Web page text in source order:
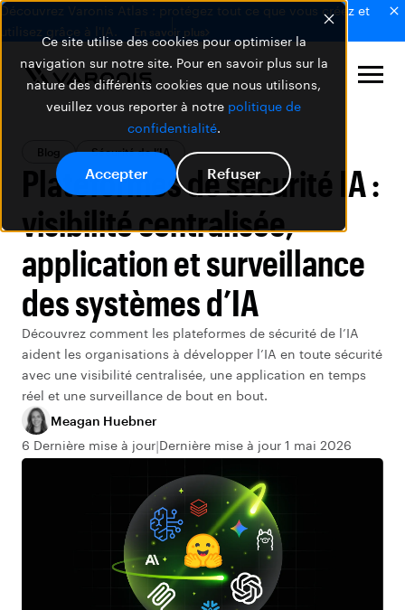
Ce site utilise des cookies pour optimiser la
navigation sur notre site. Pour en savoir plus sur la
nature des différents cookies que nous utilisons,
veuillez vous reporter à notre politique de
confidentialité.
Accepter Refuser
Découvrez Varonis Atlas : protégez tout ce que vous créez et
utilisez grâce à l'IA.
En savoir plus
Blog Sécurité de l’IA
Plateformes de sécurité IA :
visibilité centralisée,
application et surveillance
des systèmes d’IA
Découvrez comment les plateformes de sécurité de l’IA
aident les organisations à développer l’IA en toute sécurité
avec une visibilité centralisée, une application en temps
réel et une surveillance de bout en bout.
Meagan Huebner
6 Dernière mise à jour Dernière mise à jour 1 mai 2026